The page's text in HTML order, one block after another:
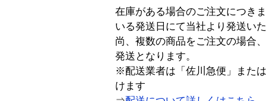
在庫がある場合のご注文につき
いる発送日にて当社より発送い
尚、複数の商品をご注文の場合
発送となります。
※配送業者は「佐川急便」また
けます